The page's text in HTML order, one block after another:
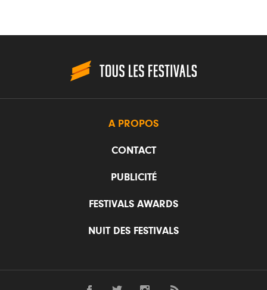
A PROPOS
CONTACT
PUBLICITÉ
FESTIVALS AWARDS
NUIT DES FESTIVALS